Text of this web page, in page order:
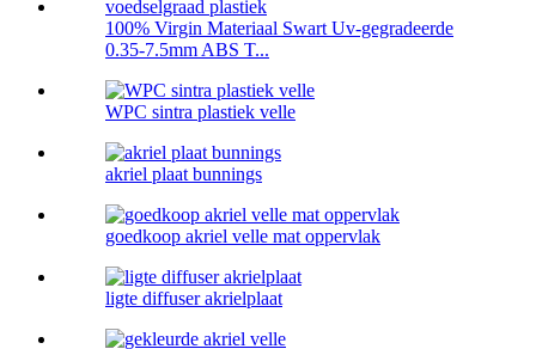
100% Virgin Materiaal Swart Uv-gegradeerde
0.35-7.5mm ABS T...
WPC sintra plastiek velle
akriel plaat bunnings
goedkoop akriel velle mat oppervlak
ligte diffuser akrielplaat